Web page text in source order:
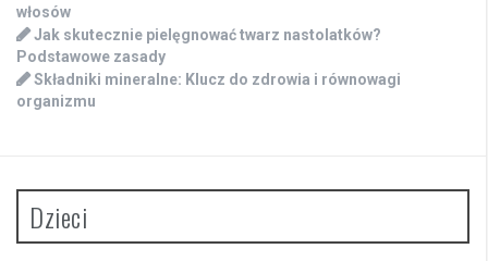
włosów
Jak skutecznie pielęgnować twarz nastolatków?
Podstawowe zasady
Składniki mineralne: Klucz do zdrowia i równowagi
organizmu
Dzieci